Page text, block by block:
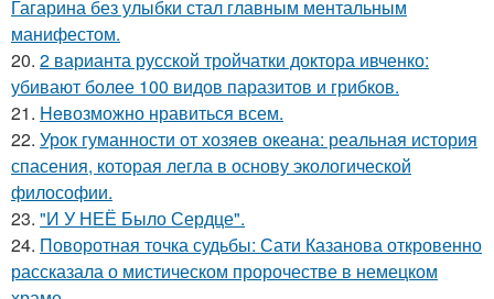
Гагарина без улыбки стал главным ментальным
манифестом.
20. 2 варианта русской тройчатки доктора ивченко:
убивают более 100 видов паразитов и грибков.
21. Heвозможно нравиться всем.
22. Урок гуманности от хозяев океана: реальная история
спасения, которая легла в основу экологической
философии.
23. "И У НЕЁ Было Сердце".
24. Поворотная точка судьбы: Сати Казанова откровенно
рассказала о мистическом пророчестве в немецком